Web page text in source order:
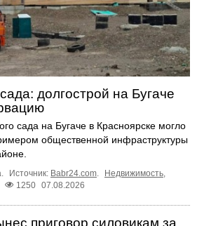
долгострой на Бугаче
сада на Бугаче в Красноярске могло
общественной инфраструктуры
Источник: Babr24.com Недвижимость
1250 07.08.2026
приговор силовикам за